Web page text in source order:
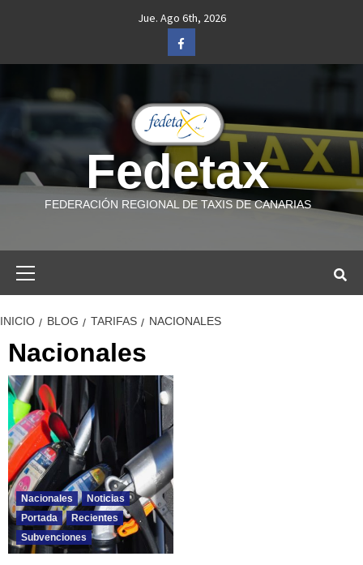
Jue. Ago 6th, 2026
Facebook
Fedetax
FEDERACIÓN REGIONAL DE TAXIS DE CANARIAS
INICIO BLOG TARIFAS NACIONALES
Nacionales
Nacionales
Noticias
Portada
Recientes
Subvenciones